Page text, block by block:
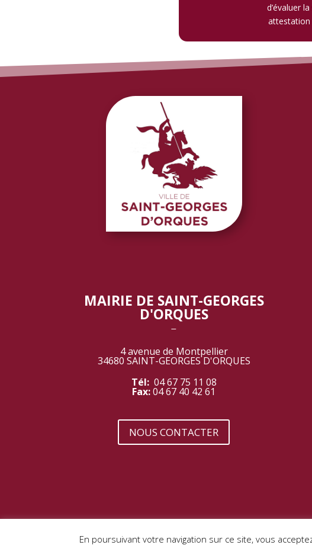
d’évaluer
attestation
MAIRIE DE SAINT-GEORGES
D'ORQUES
‾
4 avenue de Montpellier
34680 SAINT-GEORGES D'ORQUES
Tél: 04 67 75 11 08
Fax:04 67 40 42 61
NOUS CONTACTER
En poursuivant votre navigation sur ce site, vous